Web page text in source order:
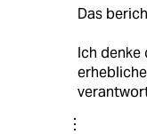
Das
Ich denke